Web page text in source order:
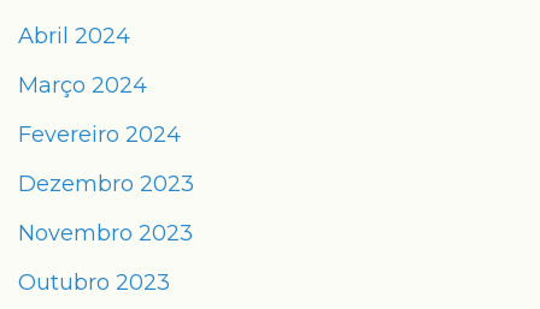
Abril 2024
Março 2024
Fevereiro 2024
Dezembro 2023
Novembro 2023
Outubro 2023